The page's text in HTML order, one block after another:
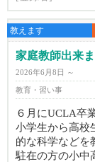
教えます
家庭教師出来ま
2026年6月8日 ～
教育・習い事
６月にUCLA卒
小学生から高校
的な科学などを
駐在の方の小中